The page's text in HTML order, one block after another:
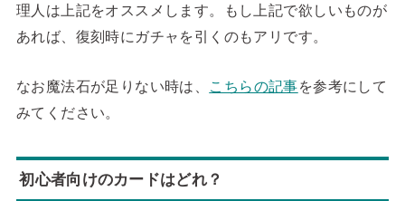
理人は上記をオススメします。もし上記で欲しいものが
あれば、復刻時にガチャを引くのもアリです。
なお魔法石が足りない時は、 こちらの記事を参考にして
みてください。
初心者向けのカードはどれ？